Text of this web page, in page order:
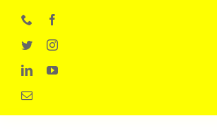
content